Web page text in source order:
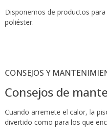
Disponemos de productos
poliéster.
CONSEJOS Y
Consejos de
Cuando arremete el calor, la
divertido como para los que